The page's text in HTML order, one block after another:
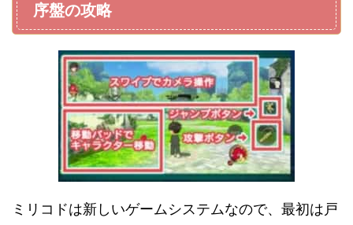
序盤の攻略
ミリコドは新しいゲームシステムなので、最初は戸